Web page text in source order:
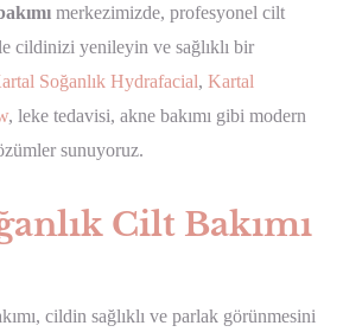
merkezimizde, profesyonel cilt
cildinizi yenileyin ve sağlıklı bir
Soğanlık Hydrafacial, Kartal
, leke tedavisi, akne bakımı gibi modern
sunuyoruz.
Cilt Bakımı
cildin sağlıklı ve parlak görünmesini